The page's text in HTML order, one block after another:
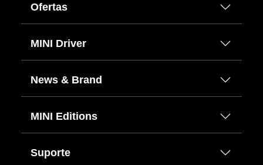
Ofertas
MINI Driver
News & Brand
MINI Editions
Suporte